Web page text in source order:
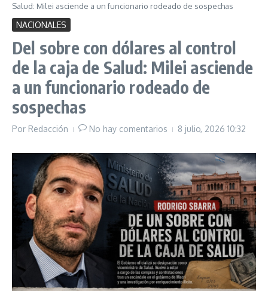
Salud: Milei asciende a un funcionario rodeado de sospechas
NACIONALES
Del sobre con dólares al control
de la caja de Salud: Milei asciende
a un funcionario rodeado de
sospechas
Por Redacción No hay comentarios 8 julio, 2026 10:32